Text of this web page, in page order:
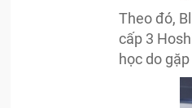
Theo đó,
cấp 3
học do